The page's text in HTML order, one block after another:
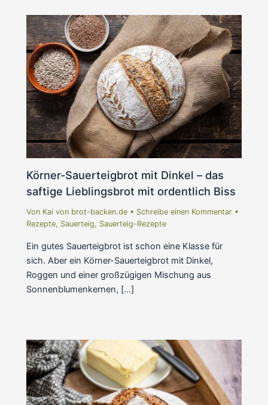
Körner-Sauerteigbrot mit Dinkel – das
saftige Lieblingsbrot mit ordentlich Biss
Von Kai von brot-backen.de • Schreibe einen Kommentar •
Rezepte, Sauerteig, Sauerteig-Rezepte
Ein gutes Sauerteigbrot ist schon eine Klasse für
sich. Aber ein Körner-Sauerteigbrot mit Dinkel,
Roggen und einer großzügigen Mischung aus
Sonnenblumenkernen, […]